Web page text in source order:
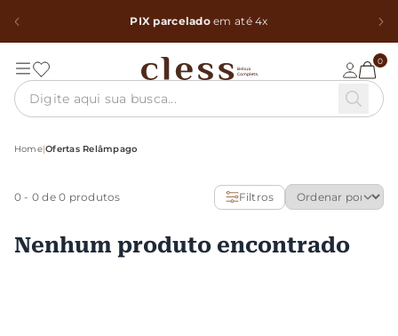
PIX parceladoem até 4x
0
Home|Ofertas Relâmpago
0 - 0 de 0 produtos Filtros
Nenhum produto encontrado